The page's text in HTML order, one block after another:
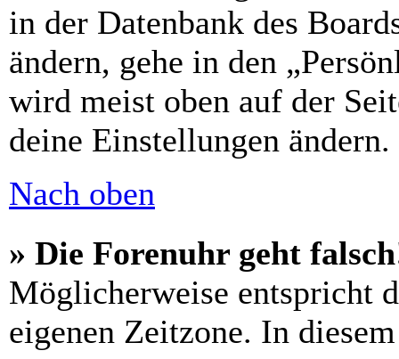
in der Datenbank des
ändern, gehe in den
wird meist oben auf der
deine Einstellungen ändern.
Nach oben
» Die Forenuhr geht
Möglicherweise entspricht
eigenen Zeitzone. In